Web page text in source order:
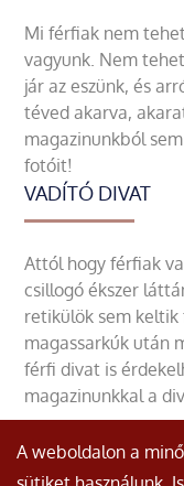
Mi férfiak nem
vagyunk. Nem
jár az eszünk, és
téved akarva,
magazinunkból
fotóit!
VADÍTÓ DIVAT
Attól hogy férfiak
csillogó ékszer
retikülök sem keltik
magassarkúk után
férfi divat is
magazinunkkal a
A weboldalon a